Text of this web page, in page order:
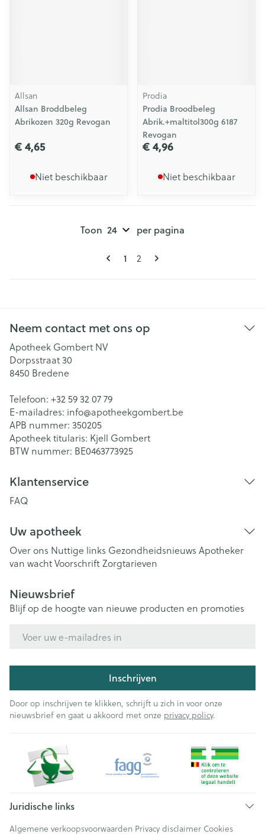
Allsan
Allsan Broddbeleg
Abrikozen 320g Revogan
€ 4,65
Niet beschikbaar
Prodia
Prodia Broodbeleg
Abrik.+maltitol300g 6187
Revogan
€ 4,96
Niet beschikbaar
Pagina's
U lees momenteel pagina
1 Pagina
2
Toon per pagina
Neem contact met ons op
Apotheek Gombert NV
Dorpsstraat 30
8450 Bredene
Telefoon: +32 59 32 07 79
E-mailadres: info@apotheekgombert.be
APB nummer: 350205
Apotheek titularis: Kjell Gombert
BTW nummer: BE0463773925
Klantenservice
FAQ
Uw apotheek
Over ons Nuttige links Gezondheidsnieuws Apotheker
van wachtVoorschriftZorgtarieven
Nieuwsbrief
Blijf op de hoogte van nieuwe producten en promoties
Inschrijven
Door op inschrijven te klikken, schrijft u zich in voor onze
nieuwsbrief en gaat u akkoord met onze privacy policy.
Juridische links
Algemene verkoopsvoorwaarden Privacy disclaimer Cookies